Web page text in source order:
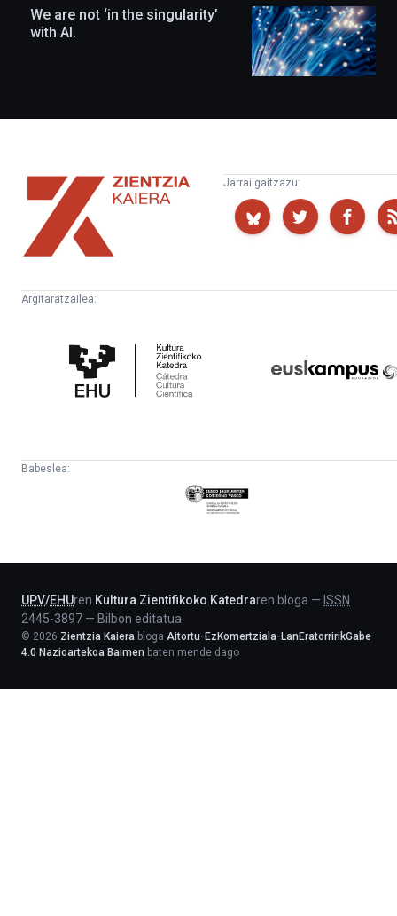
We are not ‘in the singularity’
with AI.
Zientzia
Kaiera
Jarrai gaitzazu:
Argitaratzailea:
Zientifikoko
Katedra
Babeslea:
Eusko
Jaurlaritza
UPV/EHUren Kultura Zientifikoko Katedraren bloga — ISSN
2445-3897 — Bilbon editatua
© 2026 Zientzia Kaiera bloga Aitortu-EzKomertziala-LanEratorririkGabe
4.0 Nazioartekoa Baimen baten mende dago